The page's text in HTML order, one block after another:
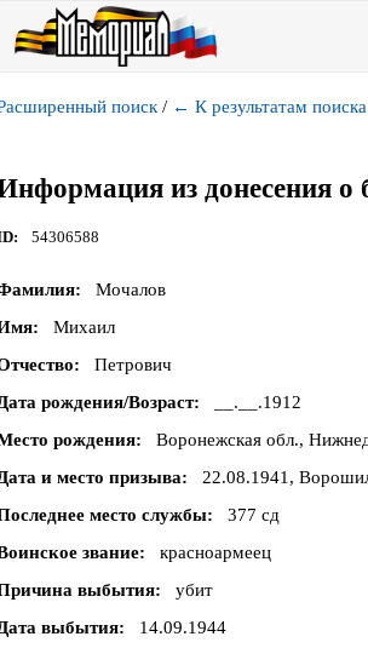
поиск / ← К результатам поиска
из донесения о
54306588
Мочалов
Михаил
Петрович
рождения/Возраст
__.__.1912
рождения
Воронежская обл.,
и место призыва
22.08.1941,
место службы
377 сд
звание
красноармеец
выбытия
убит
выбытия
14.09.1944